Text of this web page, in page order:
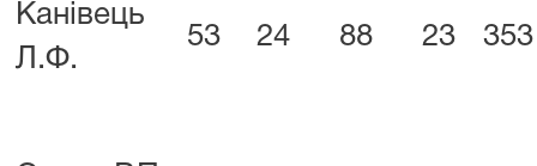
Канівець
Л.Ф.
53 24 88 23 353